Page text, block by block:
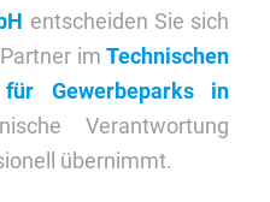
entscheiden Sie sich
imTechnischen
Gewerbeparks in
Verantwortung
übernimmt.